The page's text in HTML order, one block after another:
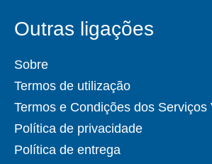
Outras ligações
Sobre
Termos de utilização
Termos e Condições dos Serviços
Política de privacidade
Política de entrega